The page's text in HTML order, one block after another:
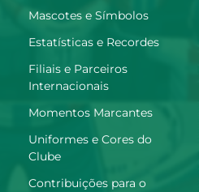
Mascotes e Símbolos
Estatísticas e Recordes
Filiais e Parceiros
Internacionais
Momentos Marcantes
Uniformes e Cores do
Clube
Contribuições para o